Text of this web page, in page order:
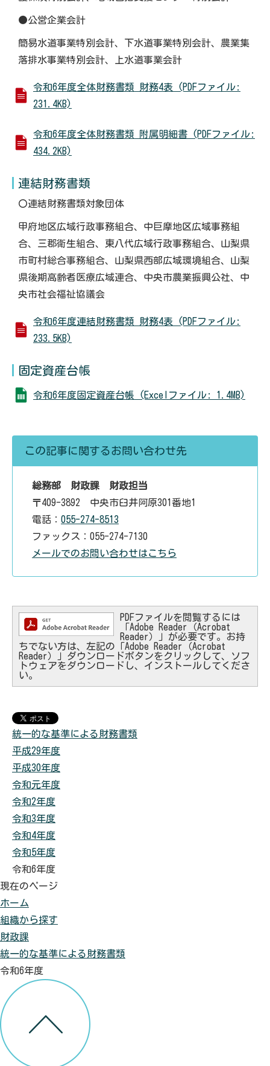
●公営企業会計
簡易水道事業特別会計、下水道事業特別会計、農業集
落排水事業特別会計、上水道事業会計
令和6年度全体財務書類 財務4表 (PDFファイル:
231.4KB)
令和6年度全体財務書類 附属明細書 (PDFファイル:
434.2KB)
連結財務書類
〇連結財務書類対象団体
甲府地区広域行政事務組合、中巨摩地区広域事務組
合、三郡衛生組合、東八代広域行政事務組合、山梨県
市町村総合事務組合、山梨県西部広域環境組合、山梨
県後期高齢者医療広域連合、中央市農業振興公社、中
央市社会福祉協議会
令和6年度連結財務書類 財務4表 (PDFファイル:
233.5KB)
固定資産台帳
令和6年度固定資産台帳 (Excelファイル: 1.4MB)
この記事に関するお問い合わせ先
総務部 財政課 財政担当
〒409-3892 中央市臼井阿原301番地1
電話： 055-274-8513
ファックス：055-274-7130
メールでのお問い合わせはこちら
PDFファイルを閲覧するには
「Adobe Reader（Acrobat
Reader）」が必要です。お持
ちでない方は、左記の「Adobe Reader（Acrobat
Reader）」ダウンロードボタンをクリックして、ソフ
トウェアをダウンロードし、インストールしてくださ
い。
統一的な基準による財務書類
平成29年度
平成30年度
令和元年度
令和2年度
令和3年度
令和4年度
令和5年度
令和6年度
現在のページ
ホーム
組織から探す
財政課
統一的な基準による財務書類
令和6年度